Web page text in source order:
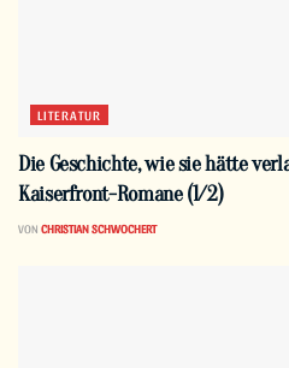
LITERATUR
Die Geschichte, wie sie hätte
Kaiserfront-Romane (1/2)
VON CHRISTIAN SCHWOCHERT